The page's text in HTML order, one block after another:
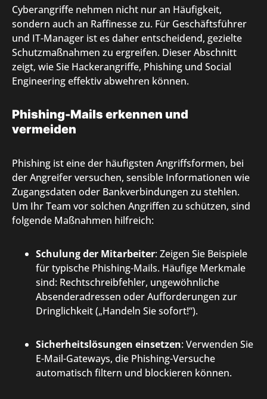
Cyberangriffe nehmen nicht nur an Häufigkeit,
sondern auch an Raffinesse zu. Für Geschäftsführer
und IT-Manager ist es daher entscheidend, gezielte
Schutzmaßnahmen zu ergreifen. Dieser Abschnitt
zeigt, wie Sie Hackerangriffe, Phishing und Social
Engineering effektiv abwehren können.
Phishing-Mails erkennen und
vermeiden
Phishing ist eine der häufigsten Angriffsformen, bei
der Angreifer versuchen, sensible Informationen wie
Zugangsdaten oder Bankverbindungen zu stehlen.
Um Ihr Team vor solchen Angriffen zu schützen, sind
folgende Maßnahmen hilfreich:
Schulung der Mitarbeiter: Zeigen Sie Beispiele
für typische Phishing-Mails. Häufige Merkmale
sind: Rechtschreibfehler, ungewöhnliche
Absenderadressen oder Aufforderungen zur
Dringlichkeit („Handeln Sie sofort!“).
Sicherheitslösungen einsetzen: Verwenden Sie
E-Mail-Gateways, die Phishing-Versuche
automatisch filtern und blockieren können.